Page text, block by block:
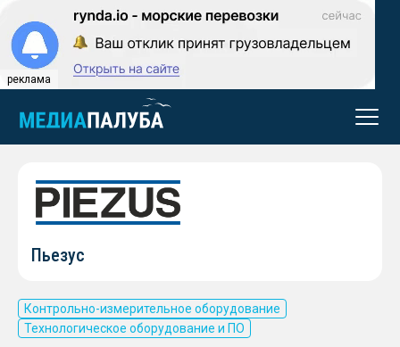
реклама
Пьезус
Контрольно-измерительное оборудование
Технологическое оборудование и ПО